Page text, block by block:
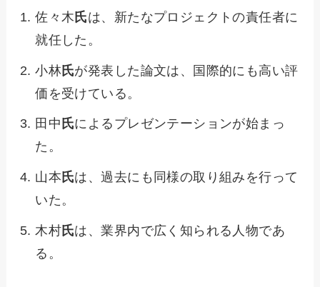
佐々木 氏は、新たなプロジェクトの責任者に
就任した。
小林 氏が発表した論文は、国際的にも高い評
価を受けている。
田中 氏によるプレゼンテーションが始まっ
た。
山本 氏は、過去にも同様の取り組みを行って
いた。
木村氏は、業界内で広く知られる人物であ
る。